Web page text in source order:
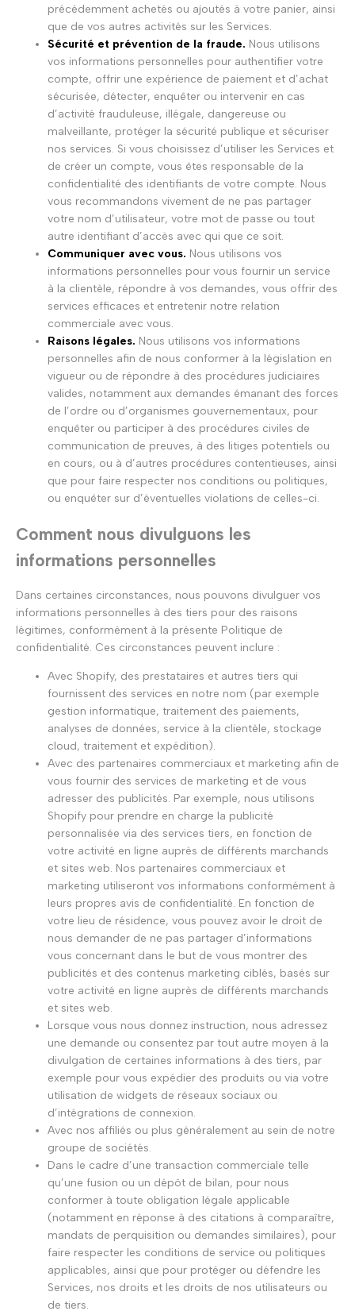
précédemment achetés ou ajoutés à votre panier, ainsi
que de vos autres activités sur les Services.
Sécurité et prévention de la fraude. Nous utilisons
vos informations personnelles pour authentifier votre
compte, offrir une expérience de paiement et d’achat
sécurisée, détecter, enquêter ou intervenir en cas
d’activité frauduleuse, illégale, dangereuse ou
malveillante, protéger la sécurité publique et sécuriser
nos services. Si vous choisissez d’utiliser les Services et
de créer un compte, vous êtes responsable de la
confidentialité des identifiants de votre compte. Nous
vous recommandons vivement de ne pas partager
votre nom d’utilisateur, votre mot de passe ou tout
autre identifiant d’accès avec qui que ce soit.
Communiquer avec vous. Nous utilisons vos
informations personnelles pour vous fournir un service
à la clientèle, répondre à vos demandes, vous offrir des
services efficaces et entretenir notre relation
commerciale avec vous.
Raisons légales. Nous utilisons vos informations
personnelles afin de nous conformer à la législation en
vigueur ou de répondre à des procédures judiciaires
valides, notamment aux demandes émanant des forces
de l’ordre ou d’organismes gouvernementaux, pour
enquêter ou participer à des procédures civiles de
communication de preuves, à des litiges potentiels ou
en cours, ou à d’autres procédures contentieuses, ainsi
que pour faire respecter nos conditions ou politiques,
ou enquêter sur d’éventuelles violations de celles-ci.
Comment nous divulguons les
informations personnelles
Dans certaines circonstances, nous pouvons divulguer vos
informations personnelles à des tiers pour des raisons
légitimes, conformément à la présente Politique de
confidentialité. Ces circonstances peuvent inclure :
Avec Shopify, des prestataires et autres tiers qui
fournissent des services en notre nom (par exemple
gestion informatique, traitement des paiements,
analyses de données, service à la clientèle, stockage
cloud, traitement et expédition).
Avec des partenaires commerciaux et marketing afin de
vous fournir des services de marketing et de vous
adresser des publicités. Par exemple, nous utilisons
Shopify pour prendre en charge la publicité
personnalisée via des services tiers, en fonction de
votre activité en ligne auprès de différents marchands
et sites web. Nos partenaires commerciaux et
marketing utiliseront vos informations conformément à
leurs propres avis de confidentialité. En fonction de
votre lieu de résidence, vous pouvez avoir le droit de
nous demander de ne pas partager d’informations
vous concernant dans le but de vous montrer des
publicités et des contenus marketing ciblés, basés sur
votre activité en ligne auprès de différents marchands
et sites web.
Lorsque vous nous donnez instruction, nous adressez
une demande ou consentez par tout autre moyen à la
divulgation de certaines informations à des tiers, par
exemple pour vous expédier des produits ou via votre
utilisation de widgets de réseaux sociaux ou
d’intégrations de connexion.
Avec nos affiliés ou plus généralement au sein de notre
groupe de sociétés.
Dans le cadre d’une transaction commerciale telle
qu’une fusion ou un dépôt de bilan, pour nous
conformer à toute obligation légale applicable
(notamment en réponse à des citations à comparaître,
mandats de perquisition ou demandes similaires), pour
faire respecter les conditions de service ou politiques
applicables, ainsi que pour protéger ou défendre les
Services, nos droits et les droits de nos utilisateurs ou
de tiers.